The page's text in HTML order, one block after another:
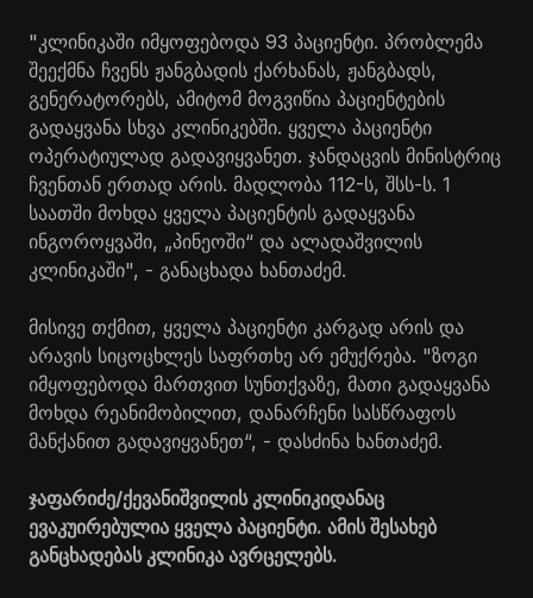
"კლინიკაში იმყოფებოდა 93 პაციენტი. პრობლემა
შეექმნა ჩვენს ჟანგბადის ქარხანას, ჟანგბადს,
გენერატორებს, ამიტომ მოგვიწია პაციენტების
გადაყვანა სხვა კლინიკებში. ყველა პაციენტი
ოპერატიულად გადავიყვანეთ. ჯანდაცვის მინისტრიც
ჩვენთან ერთად არის. მადლობა 112-ს, შსს-ს. 1
საათში მოხდა ყველა პაციენტის გადაყვანა
ინგოროყვაში, „პინეოში“ და ალადაშვილის
კლინიკაში", - განაცხადა ხანთაძემ.
მისივე თქმით, ყველა პაციენტი კარგად არის და
არავის სიცოცხლეს საფრთხე არ ემუქრება. "ზოგი
იმყოფებოდა მართვით სუნთქვაზე, მათი გადაყვანა
მოხდა რეანიმობილით, დანარჩენი სასწრაფოს
მანქანით გადავიყვანეთ“, - დასძინა ხანთაძემ.
ჯაფარიძე/ქევანიშვილის კლინიკიდანაც
ევაკუირებულია ყველა პაციენტი. ამის შესახებ
განცხადებას კლინიკა ავრცელებს.